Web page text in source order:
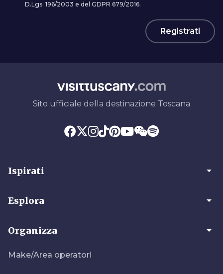
D.Lgs. 196/2003 e del GDPR 679/2016.
Registrati
Sito ufficiale della destinazione Toscana
Ispirati arrow_drop_down
Esplora arrow_drop_down
Organizza arrow_drop_down
Make/Area operatori